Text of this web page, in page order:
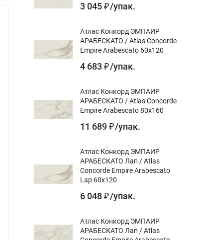
Керама Марацци / Kerama Marazzi
светлый обрезной 60x119,5
Цвет gr:
3 045 ₽ /упак.
Атлас Конкорд ЭМПАИР
АРАБЕСКАТО / Atlas Concorde
Empire Arabescato 60x120
4 683 ₽ /упак.
Атлас Конкорд ЭМПАИР
АРАБЕСКАТО / Atlas Concorde
Empire Arabescato 80x160
11 689 ₽ /упак.
Атлас Конкорд ЭМПАИР
АРАБЕСКАТО Лап / Atlas
Concorde Empire Arabescato
Lap 60x120
6 048 ₽ /упак.
Атлас Конкорд ЭМПАИР
АРАБЕСКАТО Лап / Atlas